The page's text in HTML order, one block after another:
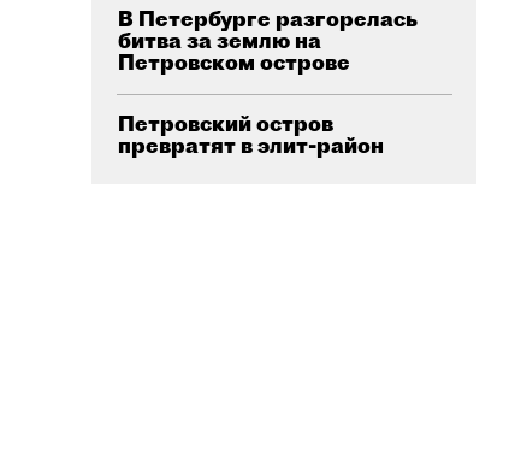
В Петербурге разгорелась
битва за землю на
Петровском острове
Петровский остров
превратят в элит-район